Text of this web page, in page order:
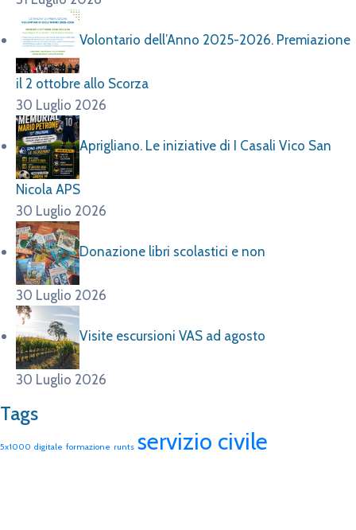
Volontario dell’Anno 2025-2026. Premiazione
il 2 ottobre allo Scorza
30 Luglio 2026
Aprigliano. Le iniziative di I Casali Vico San
Nicola APS
30 Luglio 2026
Donazione libri scolastici e non
30 Luglio 2026
Visite escursioni VAS ad agosto
30 Luglio 2026
Tags
5x1000 digitale formazione runts servizio civile